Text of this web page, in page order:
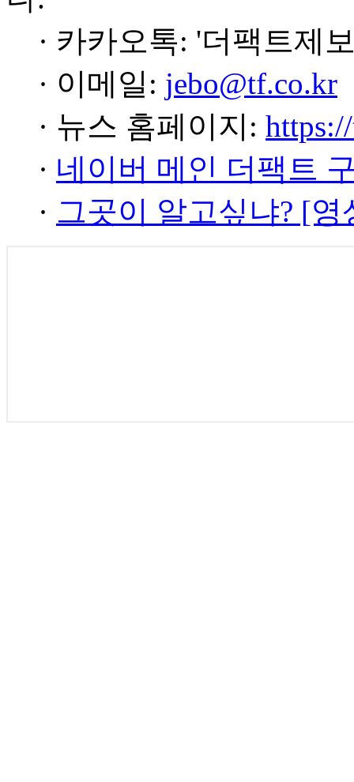
· 카카오톡: '더팩트제
· 이메일: jebo@tf.co.kr
· 뉴스 홈페이지:
· 네이버 메인 더팩트
· 그곳이 알고싶냐? [